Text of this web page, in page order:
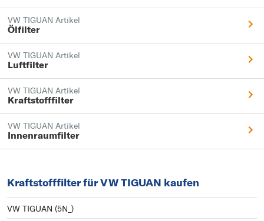
VW TIGUAN Artikel
Ölfilter
VW TIGUAN Artikel
Luftfilter
VW TIGUAN Artikel
Kraftstofffilter
VW TIGUAN Artikel
Innenraumfilter
Kraftstofffilter für VW TIGUAN kaufen
VW TIGUAN (5N_)